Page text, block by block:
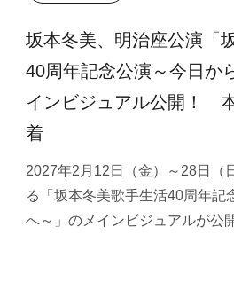
坂本冬美、明治座公演「
40周年記念公演～今日か
インビジュアル公開！
着
2027年2月12日（金）～28日（
る「坂本冬美歌手生活40周年記
へ～」のメインビジュアルが公